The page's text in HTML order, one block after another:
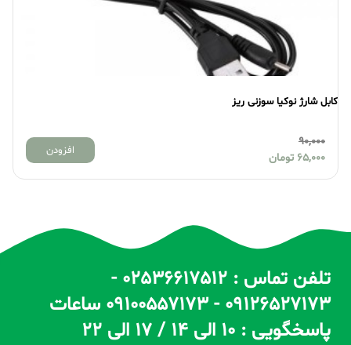
کابل شارژ نوکیا سوزنی ریز
90,000
65,000 تومان
افزودن
تلفن تماس : 02536617512 -
09126527173 - 09100557173 ساعات
پاسخگویی : 10 الی 14 / 17 الی 22